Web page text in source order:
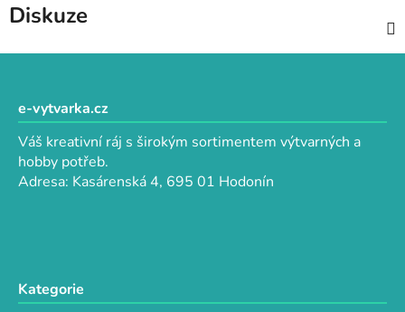
Diskuze
e-vytvarka.cz
Váš kreativní ráj s širokým sortimentem výtvarných a
hobby potřeb.
Adresa: Kasárenská 4, 695 01 Hodonín
Kategorie